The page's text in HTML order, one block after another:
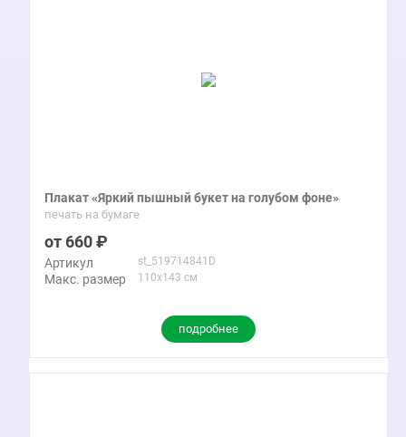
Плакат «Яркий пышный букет на голубом фоне»
печать на бумаге
660
Артикул st_519714841D
Макс. размер 110x143 см
подробнее